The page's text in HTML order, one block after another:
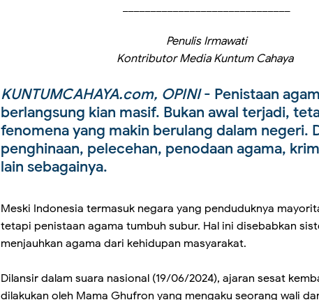
Penulis Irmawati
Kontributor Media Kuntum Cahaya
KUNTUMCAHAYA.com, OPINI- Penistaan
berlangsung kian masif. Bukan awal terjadi,
fenomena yang makin berulang dalam negeri.
penghinaan, pelecehan, penodaan agama,
lain sebagainya.
Meski Indonesia termasuk negara yang penduduknya
tetapi penistaan agama tumbuh subur. Hal ini disebabkan
menjauhkan agama dari kehidupan masyarakat.
Dilansir dalam suara nasional (19/06/2024), ajaran sesat
dilakukan oleh Mama Ghufron yang mengaku seorang wali